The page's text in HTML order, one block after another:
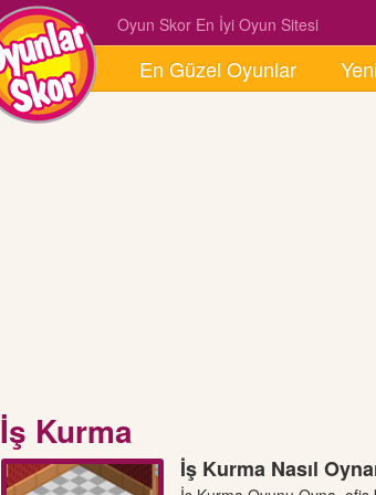
En Güzel Oyunlar
Oyun Skor En İyi Oyun Sitesi
İş Kurma
İş Kurma Nasıl